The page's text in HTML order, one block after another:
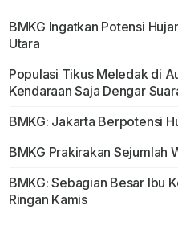
BMKG Ingatkan Potensi
Utara
Populasi Tikus Meledak di
Kendaraan Saja Dengar
BMKG: Jakarta Berpotensi
BMKG Prakirakan Sejumlah
BMKG: Sebagian Besar Ibu
Ringan Kamis